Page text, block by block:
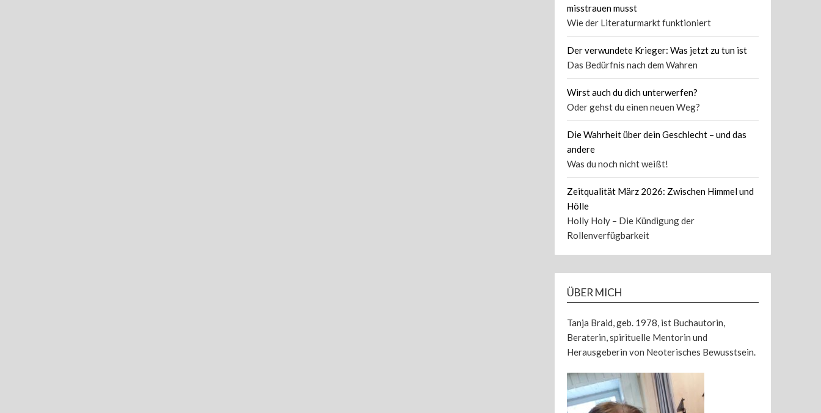
misstrauen musst
Wie der Literaturmarkt funktioniert
Der verwundete Krieger: Was jetzt zu tun ist
Das Bedürfnis nach dem Wahren
Wirst auch du dich unterwerfen?
Oder gehst du einen neuen Weg?
Die Wahrheit über dein Geschlecht – und das
andere
Was du noch nicht weißt!
Zeitqualität März 2026: Zwischen Himmel und
Hölle
Holly Holy – Die Kündigung der
Rollenverfügbarkeit
ÜBER MICH
Tanja Braid, geb. 1978, ist Buchautorin,
Beraterin, spirituelle Mentorin und
Herausgeberin von Neoterisches Bewusstsein.